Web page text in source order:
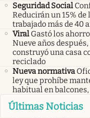
Seguridad Social
Reducirán un 15%
trabajado más de 40
Viral Gastó los
Nueve años
construyó una casa
reciclado
Nueva normativa
ley que prohíbe
habitual en
Últimas Noticias